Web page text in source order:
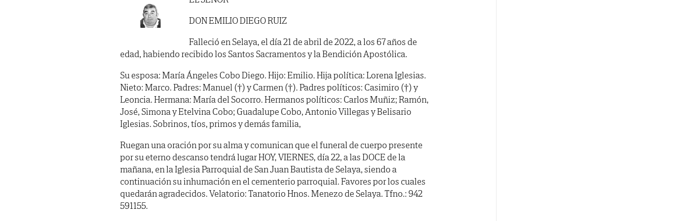
DON EMILIO DIEGO RUIZ
Falleció en Selaya, el día 21 de abril de 2022, a los 67 años de
edad, habiendo recibido los Santos Sacramentos y la Bendición Apostólica.
Su esposa: María Ángeles Cobo Diego. Hijo: Emilio. Hija política: Lorena Iglesias.
Nieto: Marco. Padres: Manuel (†) y Carmen (†). Padres políticos: Casimiro (†) y
Leoncia. Hermana: María del Socorro. Hermanos políticos: Carlos Muñiz; Ramón,
José, Simona y Etelvina Cobo; Guadalupe Cobo, Antonio Villegas y Belisario
Iglesias. Sobrinos, tíos, primos y demás familia,
Ruegan una oración por su alma y comunican que el funeral de cuerpo presente
por su eterno descanso tendrá lugar HOY, VIERNES, día 22, a las DOCE de la
mañana, en la Iglesia Parroquial de San Juan Bautista de Selaya, siendo a
continuación su inhumación en el cementerio parroquial. Favores por los cuales
quedarán agradecidos. Velatorio: Tanatorio Hnos. Menezo de Selaya. Tfno.: 942
591155.